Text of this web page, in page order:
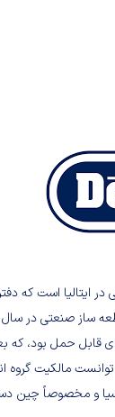
ایتالیا است که
قابل حمل بود،
در سال ۱۳۸۰ خورشیدی،
و مخصوصاً چین